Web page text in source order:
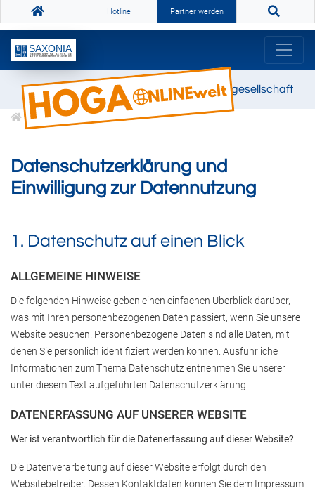
Hotline Partner werden
SAXONIA Fördergesellschaft
Datenschutz
Datenschutzerklärung und
Einwilligung zur Datennutzung
1. Datenschutz auf einen Blick
ALLGEMEINE HINWEISE
Die folgenden Hinweise geben einen einfachen Überblick darüber,
was mit Ihren personenbezogenen Daten passiert, wenn Sie unsere
Website besuchen. Personenbezogene Daten sind alle Daten, mit
denen Sie persönlich identifiziert werden können. Ausführliche
Informationen zum Thema Datenschutz entnehmen Sie unserer
unter diesem Text aufgeführten Datenschutzerklärung.
DATENERFASSUNG AUF UNSERER WEBSITE
Wer ist verantwortlich für die Datenerfassung auf dieser Website?
Die Datenverarbeitung auf dieser Website erfolgt durch den
Websitebetreiber. Dessen Kontaktdaten können Sie dem Impressum